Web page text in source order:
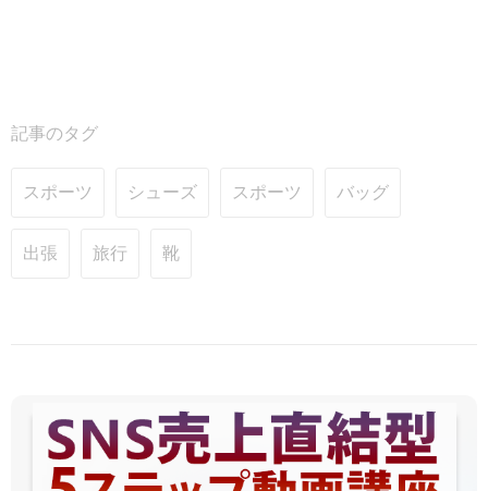
記事のタグ
スポーツ シューズ スポーツ バッグ
出張 旅行 靴